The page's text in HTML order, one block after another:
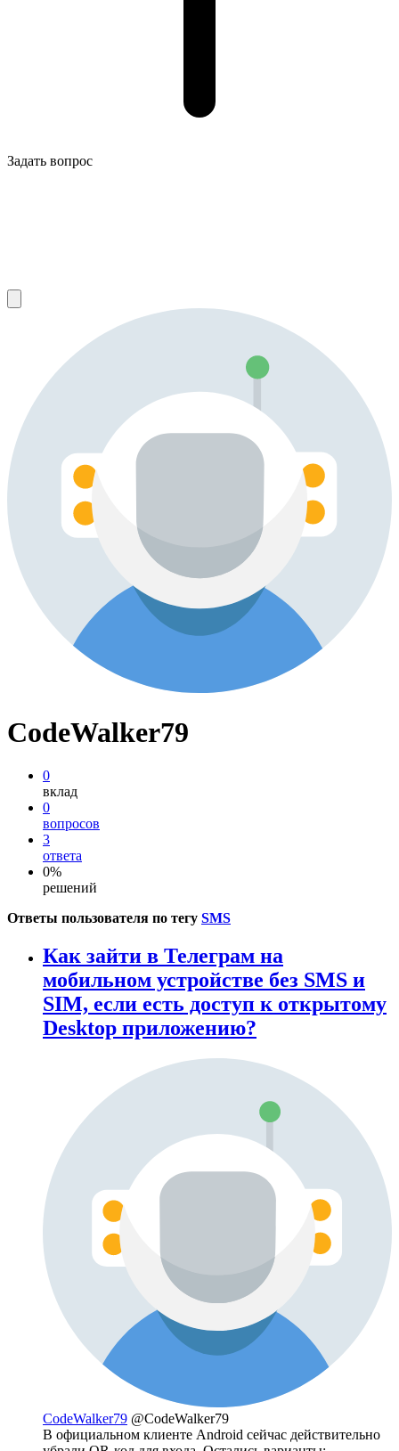
Задать вопрос
CodeWalker79
0
вклад
0
вопросов
3
ответа
0%
решений
Ответы пользователя по тегу SMS
Как зайти в Телеграм на
мобильном устройстве без SMS и
SIM, если есть доступ к открытому
Desktop приложению?
CodeWalker79 @CodeWalker79
В официальном клиенте Android сейчас действительно